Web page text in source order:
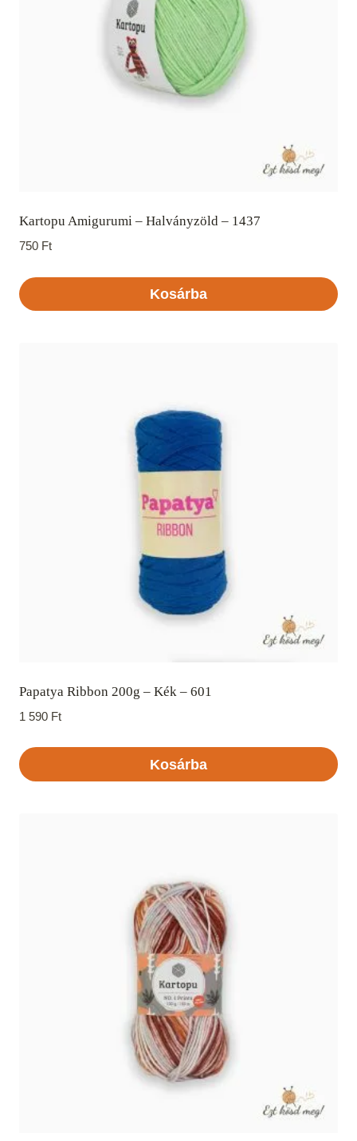
Kartopu Amigurumi – Halványzöld – 1437
750 Ft
Kosárba
Papatya Ribbon 200g – Kék – 601
1 590 Ft
Kosárba